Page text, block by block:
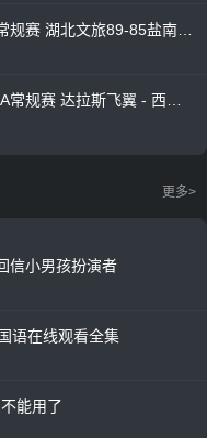
更多>
信小男孩扮演者
语在线观看全集
能用了